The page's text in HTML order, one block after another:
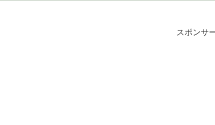
スポンサ